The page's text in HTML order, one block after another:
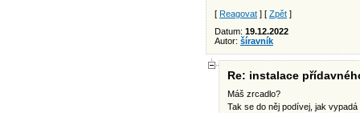
[ Reagovat ] [ Zpět ]
Datum: 19.12.2022
Autor: šíravník
Re: instalace
Máš zrcadlo?
Tak se do něj podívej, jak